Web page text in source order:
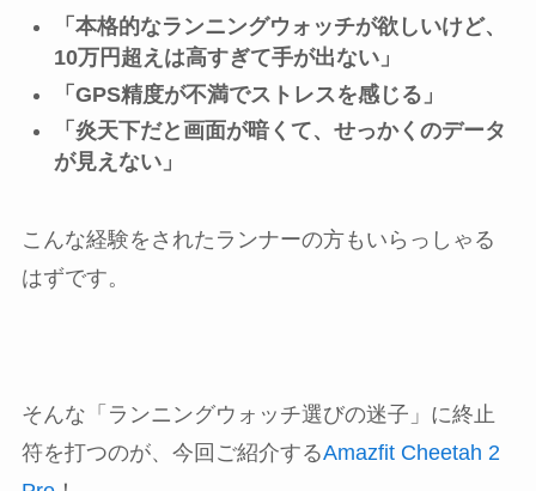
「本格的なランニングウォッチが欲しいけど、
10万円超えは高すぎて手が出ない」
「GPS精度が不満でストレスを感じる」
「炎天下だと画面が暗くて、せっかくのデータ
が見えない」
こんな経験をされたランナーの方もいらっしゃる
はずです。
そんな「ランニングウォッチ選びの迷子」に終止
符を打つのが、今回ご紹介するAmazfit Cheetah 2